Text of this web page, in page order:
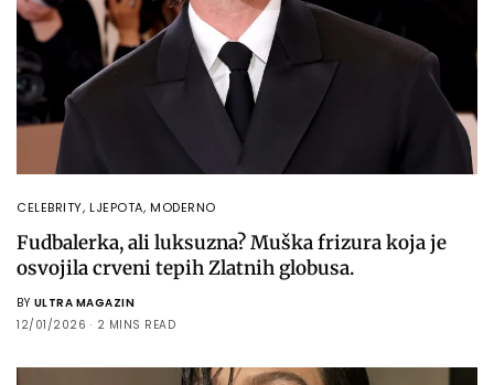
CELEBRITY,LJEPOTA,MODERNO
Fudbalerka, ali luksuzna? Muška frizura koja je
osvojila crveni tepih Zlatnih globusa.
BY ULTRA MAGAZIN
12/01/2026
2 MINS READ